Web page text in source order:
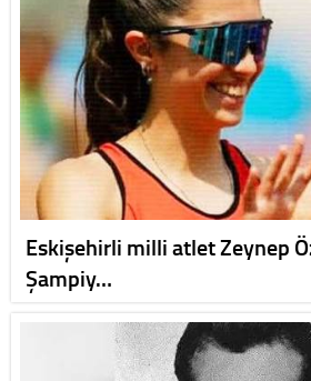
Eskişehirli milli atlet Zeynep
Şampiy…